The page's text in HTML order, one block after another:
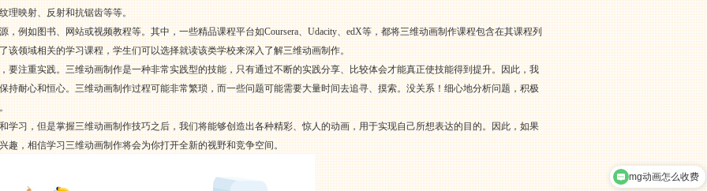
理映射、反射和抗锯齿等等。
，例如图书、网站或视频教程等。其中，一些精品课程平台如Coursera、Udacity、edX等，都将三维动画制作课程包含在其课程列
该领域相关的学习课程，学生们可以选择就读该类学校来深入了解三维动画制作。
要注重实践。三维动画制作是一种非常实践型的技能，只有通过不断的实践分享、比较体会才能真正使技能得到提升。因此，我
持耐心和恒心。三维动画制作过程可能非常繁琐，而一些问题可能需要大量时间去追寻、摸索。没关系！细心地分析问题，积极
学习，但是掌握三维动画制作技巧之后，我们将能够创造出各种精彩、惊人的动画，用于实现自己所想表达的目的。因此，如果
趣，相信学习三维动画制作将会为你打开全新的视野和竞争空间。
mg动画怎么收费
需要做2分钟宣传动画需要多久